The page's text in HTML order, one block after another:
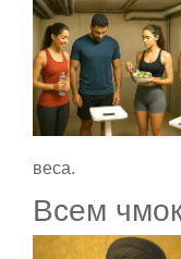
веса.
Всем